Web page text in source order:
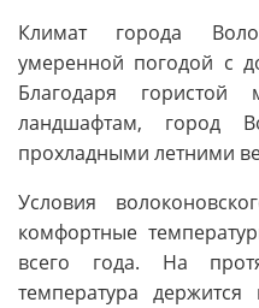
Климат города
умеренной погодой с
Благодаря
ландшафтам, город
прохладными летними
Условия
комфортные
всего года. На
температура